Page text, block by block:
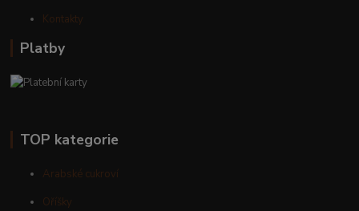
Kontakty
Platby
TOP kategorie
Arabské cukroví
Oříšky